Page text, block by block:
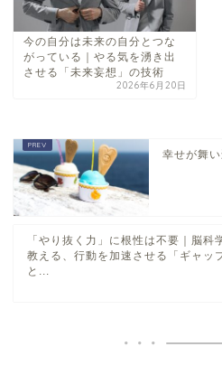
今の自分は未来の自分とつな
がっている｜やる気を湧き出
させる「未来妄想」の技術
2026年6月20日
幸せが舞
「やり抜く力」に根性は不要｜脳科
教える、行動を加速させる「ギャッ
と...